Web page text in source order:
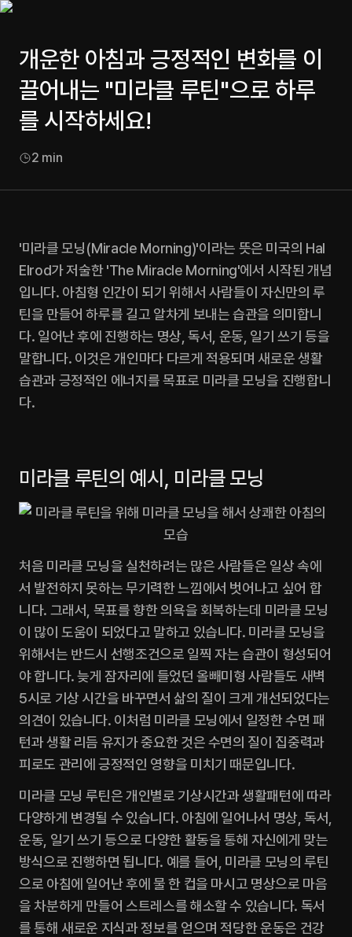
개운한 아침과 긍정적인 변화를 이
끌어내는 "미라클 루틴"으로 하루
를 시작하세요!
2 min
'미라클 모닝(Miracle Morning)'이라는 뜻은 미국의 Hal
Elrod가 저술한 'The Miracle Morning'에서 시작된 개념
입니다. 아침형 인간이 되기 위해서 사람들이 자신만의 루
틴을 만들어 하루를 길고 알차게 보내는 습관을 의미합니
다. 일어난 후에 진행하는 명상, 독서, 운동, 일기 쓰기 등을
말합니다. 이것은 개인마다 다르게 적용되며 새로운 생활
습관과 긍정적인 에너지를 목표로 미라클 모닝을 진행합니
다.‍
미라클 루틴의 예시, 미라클 모닝
처음 미라클 모닝을 실천하려는 많은 사람들은 일상 속에
서 발전하지 못하는 무기력한 느낌에서 벗어나고 싶어 합
니다. 그래서, 목표를 향한 의욕을 회복하는데 미라클 모닝
이 많이 도움이 되었다고 말하고 있습니다. 미라클 모닝을
위해서는 반드시 선행조건으로 일찍 자는 습관이 형성되어
야 합니다. 늦게 잠자리에 들었던 올빼미형 사람들도 새벽
5시로 기상 시간을 바꾸면서 삶의 질이 크게 개선되었다는
의견이 있습니다. 이처럼 미라클 모닝에서 일정한 수면 패
턴과 생활 리듬 유지가 중요한 것은 수면의 질이 집중력과
피로도 관리에 긍정적인 영향을 미치기 때문입니다.
미라클 모닝 루틴은 개인별로 기상시간과 생활패턴에 따라
다양하게 변경될 수 있습니다. 아침에 일어나서 명상, 독서,
운동, 일기 쓰기 등으로 다양한 활동을 통해 자신에게 맞는
방식으로 진행하면 됩니다. 예를 들어, 미라클 모닝의 루틴
으로 아침에 일어난 후에 물 한 컵을 마시고 명상으로 마음
을 차분하게 만들어 스트레스를 해소할 수 있습니다. 독서
를 통해 새로운 지식과 정보를 얻으며 적당한 운동은 건강